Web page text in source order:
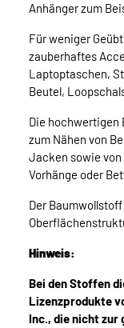
Anhänger zum
Für weniger
zauberhaftes
Laptoptaschen,
Beutel,
Die hochwertigen
zum Nähen von
Jacken sowie von
Vorhänge oder
Der
Hinweis:
Bei den Stoffen
Lizenzprodukte
Inc., die nicht